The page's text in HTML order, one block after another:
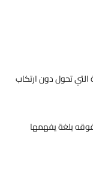
التي تحول دون ارتكاب
بلغة يفهمها